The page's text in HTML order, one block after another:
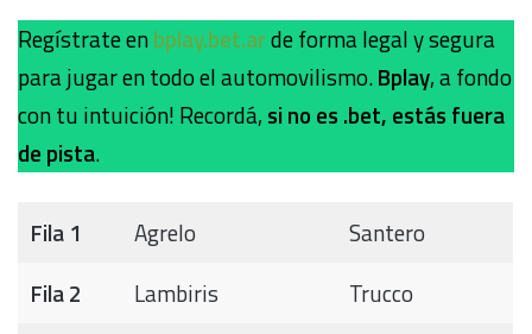
Regístrate enbplay.bet.arde forma legal y segura
para jugar en todo el automovilismo.Bplay, a fondo
con tu intuición! Recordá, si no es .bet, estás fuera
de pista.
Fila 1 Agrelo
Santero
Fila 2
Lambiris
Trucco